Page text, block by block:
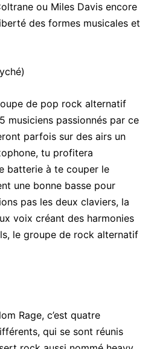
ou Miles Davis encore
des formes musicales et
de pop rock alternatif
musiciens passionnés par ce
parfois sur des airs un
tu profitera
batterie à te couper le
une bonne basse pour
pas les deux claviers, la
voix créant des harmonies
le groupe de rock alternatif
Rage, c’est quatre
qui se sont réunis